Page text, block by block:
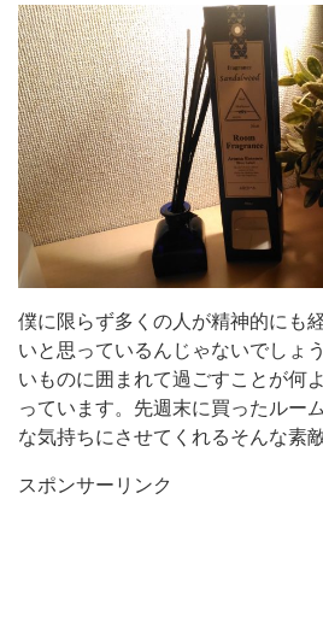
僕に限らず多くの人が精神的にも
いと思っているんじゃないでしょ
いものに囲まれて過ごすことが何
っています。先週末に買ったルー
な気持ちにさせてくれるそんな素
スポンサーリンク